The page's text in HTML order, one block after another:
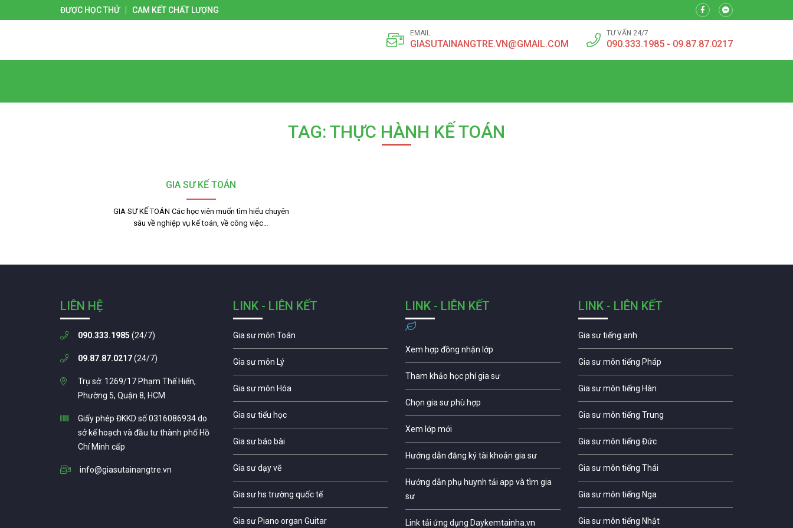
ĐƯỢC HỌC THỬ CAM KẾT CHẤT LƯỢNG
EMAIL
GIASUTAINANGTRE.VN@GMAIL.COM
TƯ VẤN 24/7
090.333.1985 - 09.87.87.0217
TAG: THỰC HÀNH KẾ TOÁN
GIA SƯ KẾ TOÁN
GIA SƯ KẾ TOÁN Các học viên muốn tìm hiểu chuyên
sâu về nghiệp vụ kế toán, về công việc…
LIÊN HỆ
090.333.1985 (24/7)
09.87.87.0217(24/7)
Trụ sở: 1269/17 Phạm Thế Hiển,
Phường 5, Quận 8, HCM
Giấy phép ĐKKD số 0316086934 do
sở kế hoạch và đầu tư thành phố Hồ
Chí Minh cấp
info@giasutainangtre.vn
LINK - LIÊN KẾT
Gia sư môn Toán
Gia sư môn Lý
Gia sư môn Hóa
Gia sư tiểu học
Gia sư báo bài
Gia sư dạy vẽ
Gia sư hs trường quốc tế
Gia sư Piano organ Guitar
LINK - LIÊN KẾT
Xem hợp đồng nhận lớp
Tham khảo học phí gia sư
Chọn gia sư phù hợp
Xem lớp mới
Hướng dẫn đăng ký tài khoản gia sư
Hướng dẫn phụ huynh tải app và tìm gia
sư
Link tải ứng dụng Daykemtainha.vn
LINK - LIÊN KẾT
Gia sư tiếng anh
Gia sư môn tiếng Pháp
Gia sư môn tiếng Hàn
Gia sư môn tiếng Trung
Gia sư môn tiếng Đức
Gia sư môn tiếng Thái
Gia sư môn tiếng Nga
Gia sư môn tiếng Nhật